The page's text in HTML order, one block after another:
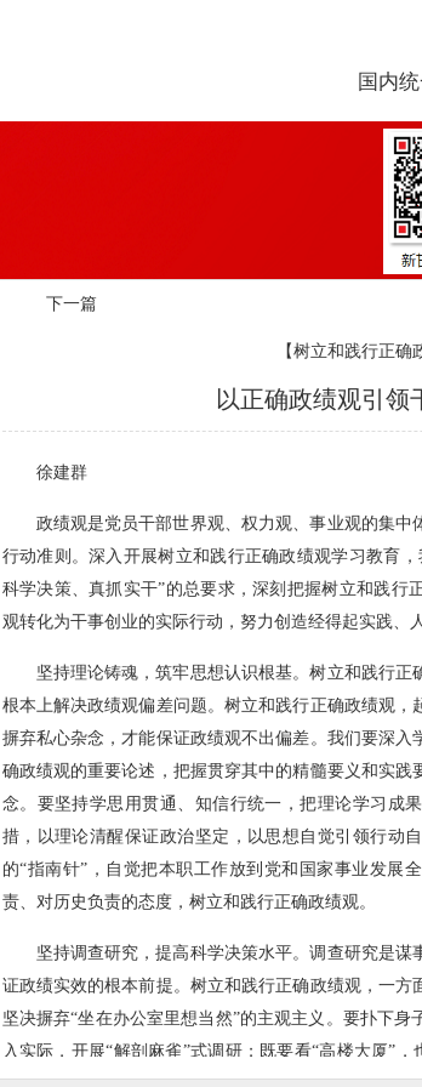
国内
下一篇
【树立和践行正确
以正确政绩观引领
徐建群
政绩观是党员干部世界观、权力观、事业观的集中
行动准则。深入开展树立和践行正确政绩观学习教育，
科学决策、真抓实干”的总要求，深刻把握树立和践行
观转化为干事创业的实际行动，努力创造经得起实践、
坚持理论铸魂，筑牢思想认识根基。树立和践行
根本上解决政绩观偏差问题。树立和践行正确政绩观，
摒弃私心杂念，才能保证政绩观不出偏差。我们要深
确政绩观的重要论述，把握贯穿其中的精髓要义和实
念。要坚持学思用贯通、知信行统一，把理论学习成
措，以理论清醒保证政治坚定，以思想自觉引领行动
的“指南针”，自觉把本职工作放到党和国家事业发展
责、对历史负责的态度，树立和践行正确政绩观。
坚持调查研究，提高科学决策水平。调查研究是
证政绩实效的根本前提。树立和践行正确政绩观，一方
坚决摒弃“坐在办公室里想当然”的主观主义。要扑下
入实际，开展“解剖麻雀”式调研；既要看“高楼大厦”